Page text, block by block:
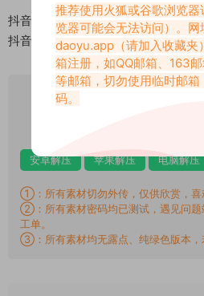
抖音 张有财 岛遇 NO.011期 [1P-7V
抖音 张有财 岛遇 NO.012期 [12P-
安卓解压 苹果解压 电脑解压
①：所有素材切勿外传，仅供欣赏，喜
②：所有素材密码均已测试，遇见问题
工单。
③：所有素材均无露点、纯绿色版本，
推荐使用火狐或谷歌浏览
览器可能会无法访问）。网
daoyu.app （请加入收藏
箱注册，如QQ邮箱、163
等邮箱，切勿使用临时邮
码。